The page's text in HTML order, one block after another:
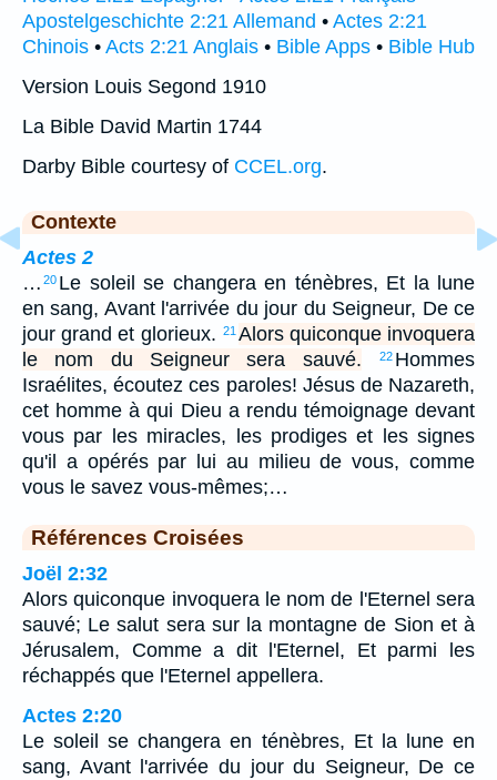
Apostelgeschichte 2:21 Allemand • Actes 2:21
Chinois • Acts 2:21 Anglais • Bible Apps • Bible Hub
Version Louis Segond 1910
La Bible David Martin 1744
Darby Bible courtesy of CCEL.org.
Contexte
Actes 2
… 20 Le soleil se changera en ténèbres, Et la lune
en sang, Avant l'arrivée du jour du Seigneur, De ce
jour grand et glorieux. 21 Alors quiconque invoquera
le nom du Seigneur sera sauvé.
22 Hommes
Israélites, écoutez ces paroles! Jésus de Nazareth,
cet homme à qui Dieu a rendu témoignage devant
vous par les miracles, les prodiges et les signes
qu'il a opérés par lui au milieu de vous, comme
vous le savez vous-mêmes;…
Références Croisées
Joël 2:32
Alors quiconque invoquera le nom de l'Eternel sera
sauvé; Le salut sera sur la montagne de Sion et à
Jérusalem, Comme a dit l'Eternel, Et parmi les
réchappés que l'Eternel appellera.
Actes 2:20
Le soleil se changera en ténèbres, Et la lune en
sang, Avant l'arrivée du jour du Seigneur, De ce